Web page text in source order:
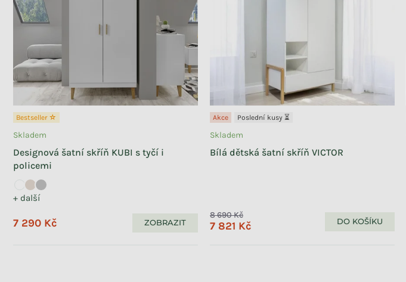
Se šuplíky 17
S šatní tyčí
S policemi
S podnoží
Velikost
Dvoudveřová
Třídveřová
Úroveň kvality
Bestseller ☆
Designová šatní skříň KUBI s tyčí i
policemi
+ další
Skladem
7 290 Kč ZOBRAZIT
Akce Poslední kusy ⏳
Bílá dětská šatní skříň VICTOR
Skladem
8 690 Kč
7 821 Kč DO KOŠÍKU